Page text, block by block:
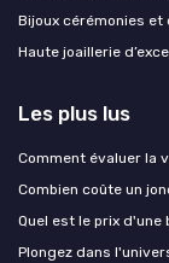
Bijoux cérémonies et
Haute joaillerie
Les plus lus
Comment évaluer la
Combien coûte un
Quel est le prix d'une
Plongez dans